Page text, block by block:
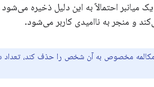
میانبر احتمالاً به این دلیل ذخیره
و منجر به ناامیدی کاربر می‌شود.
مکالمه مخصوص به آن شخص را حذف کند،